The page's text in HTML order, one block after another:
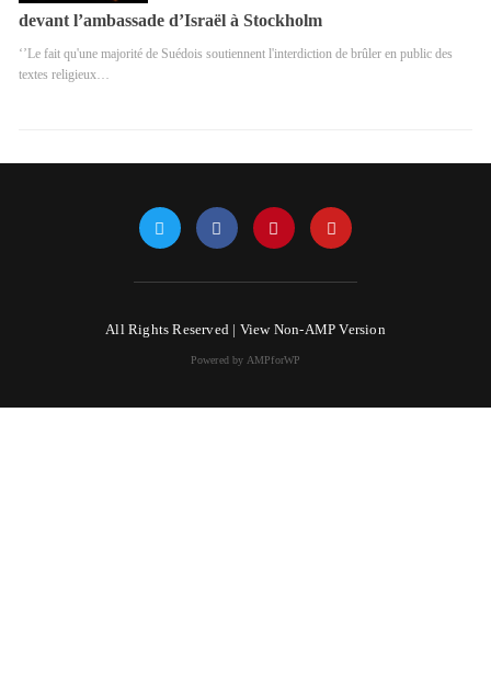
devant l’ambassade d’Israël à Stockholm
‘’Le fait qu'une majorité de Suédois soutiennent l'interdiction de brûler en public des
textes religieux…
All Rights Reserved | View Non-AMP Version
Powered by AMPforWP